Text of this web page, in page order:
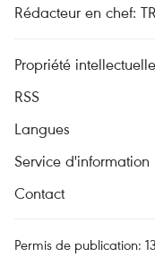
Rédacteur en chef:
Propriété intellectuelle
RSS
Langues
Service d'information
Contact
Permis de publication: